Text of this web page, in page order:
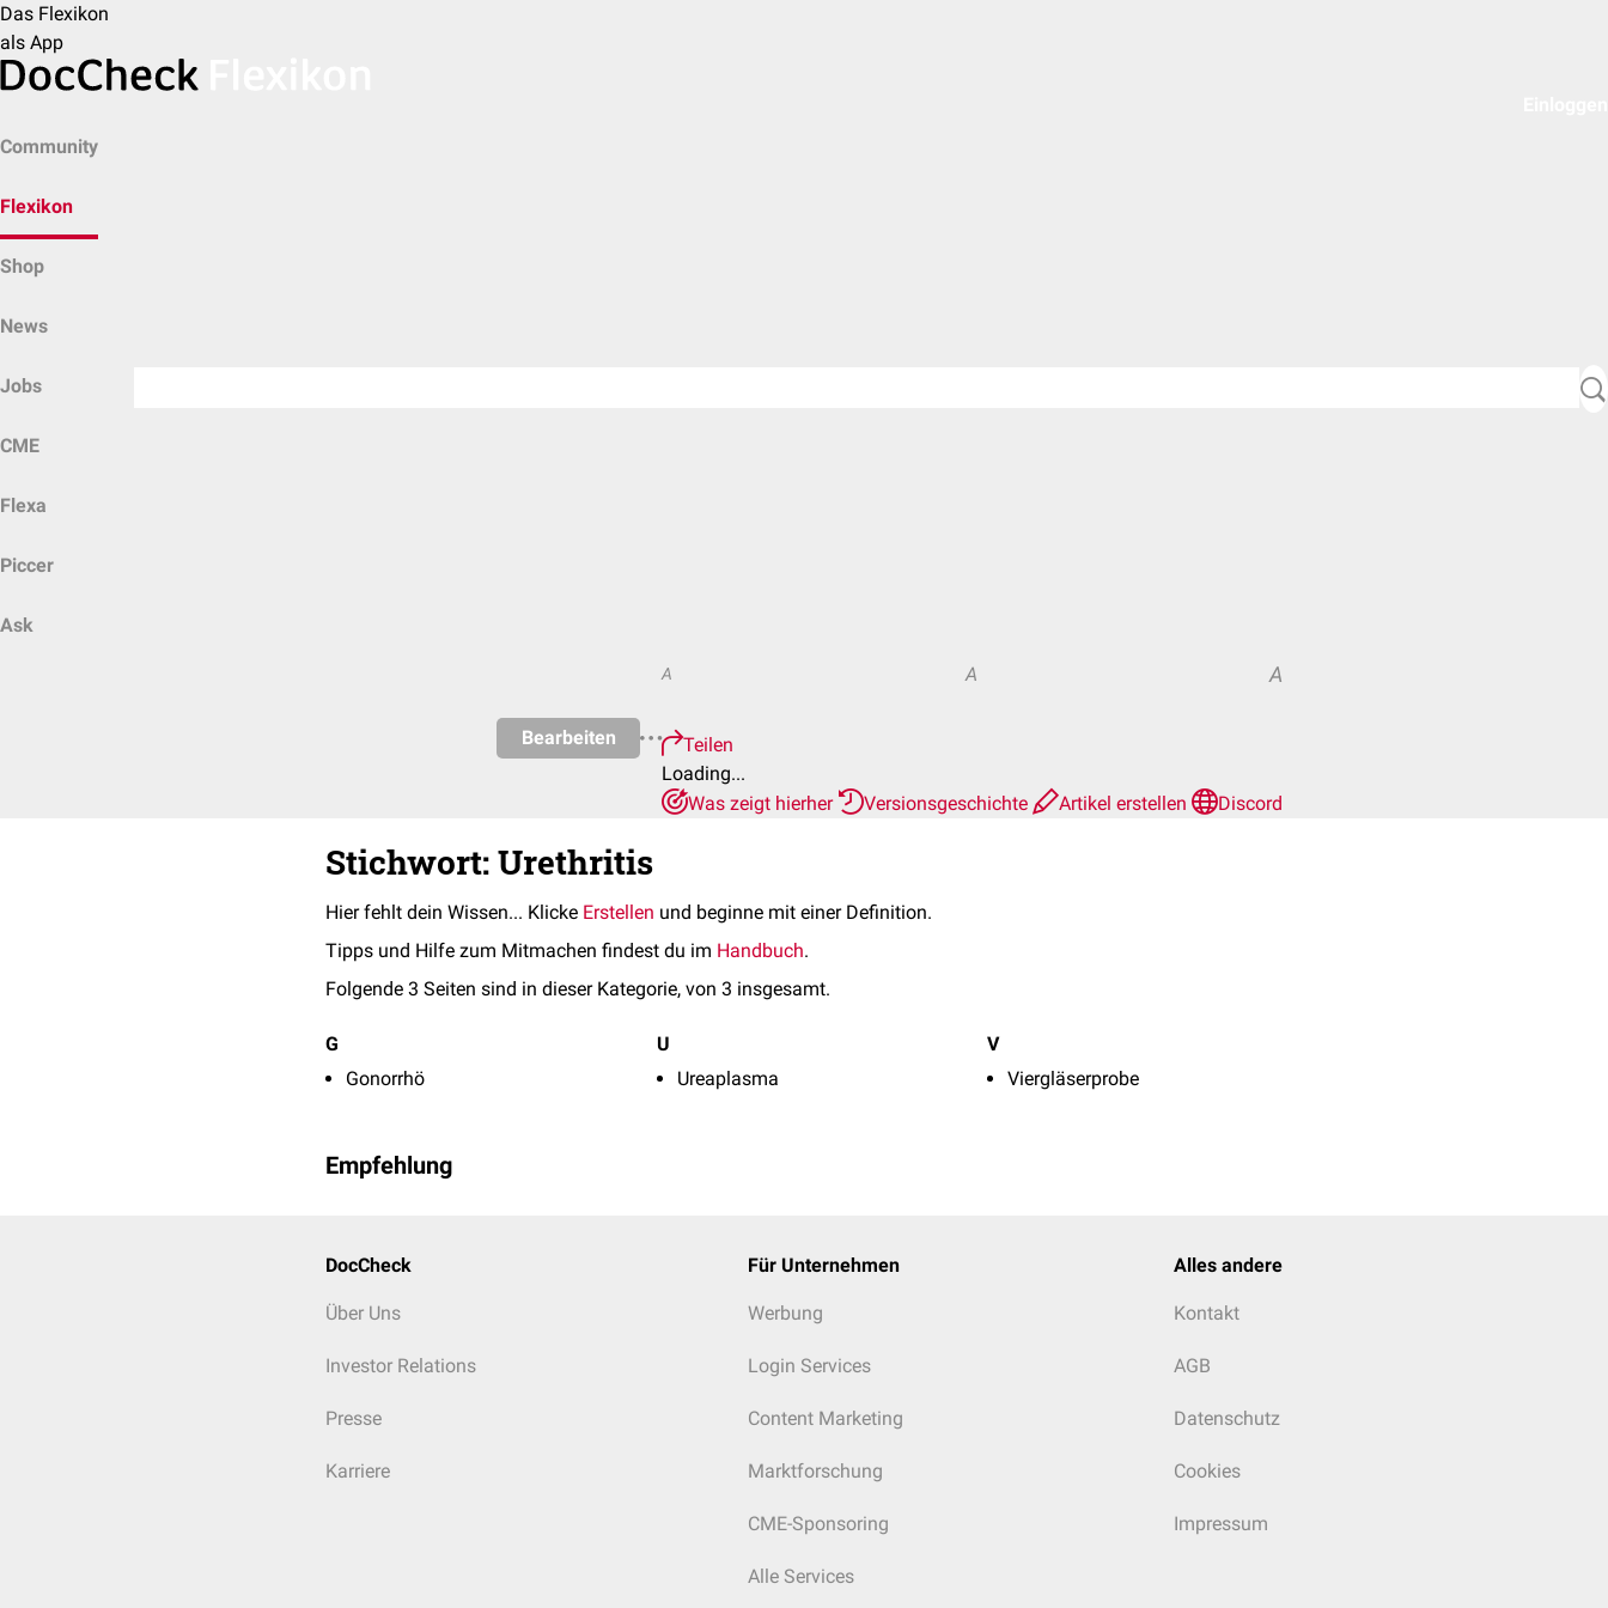
Das Flexikon
als App
Community
Flexikon
Shop
News
Jobs
CME
Flexa
Piccer
Ask
Bearbeiten
A A A
Teilen
Loading...
Was zeigt hierher
Versionsgeschichte Artikel erstellen Discord
Stichwort: Urethritis
Hier fehlt dein Wissen... Klicke Erstellen und beginne mit einer Definition.
Tipps und Hilfe zum Mitmachen findest du im Handbuch.
Folgende 3 Seiten sind in dieser Kategorie, von 3 insgesamt.
G
Gonorrhö
U
Ureaplasma
V
Viergläserprobe
Empfehlung
DocCheck
Über Uns
Investor Relations
Presse
Karriere
Für Unternehmen
Werbung
Login Services
Content Marketing
Marktforschung
CME-Sponsoring
Alle Services
Alles andere
Kontakt
AGB
Datenschutz
Cookies
Impressum